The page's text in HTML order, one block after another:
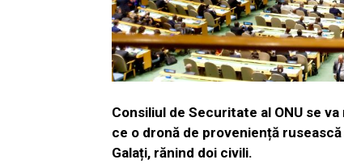
Consiliul de Securitate al ONU se
ce o dronă de proveniență
Galați, rănind doi civili.